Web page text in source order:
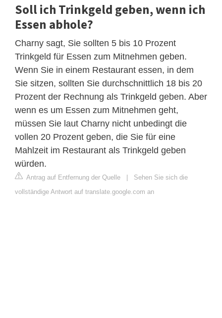
Soll ich Trinkgeld geben, wenn ich
Essen abhole?
Charny sagt, Sie sollten 5 bis 10 Prozent
Trinkgeld für Essen zum Mitnehmen geben.
Wenn Sie in einem Restaurant essen, in dem
Sie sitzen, sollten Sie durchschnittlich 18 bis 20
Prozent der Rechnung als Trinkgeld geben. Aber
wenn es um Essen zum Mitnehmen geht,
müssen Sie laut Charny nicht unbedingt die
vollen 20 Prozent geben, die Sie für eine
Mahlzeit im Restaurant als Trinkgeld geben
würden.
Antrag auf Entfernung der Quelle | Sehen Sie sich die
vollständige Antwort auf translate.google.com an